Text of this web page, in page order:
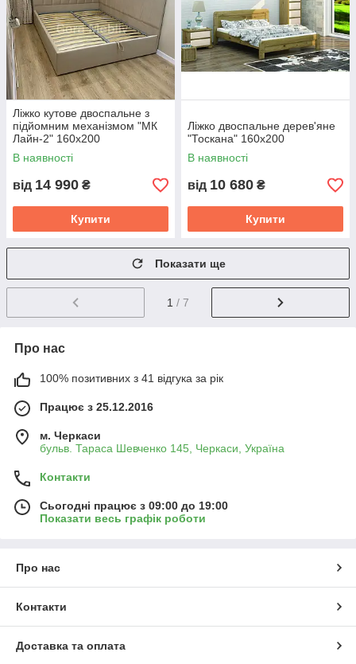
Ліжко кутове двоспальне з
підйомним механізмом "МК
Лайн-2" 160х200
В наявності
від 14 990 ₴
Купити
Ліжко двоспальне дерев'яне
"Тоскана" 160х200
В наявності
від 10 680 ₴
Купити
Показати ще
1 / 7
Про нас
100% позитивних з 41 відгука за рік
Працює з 25.12.2016
м. Черкаси
бульв. Тараса Шевченко 145, Черкаси, Україна
Контакти
Сьогодні працює з 09:00 до 19:00
Показати весь графік роботи
Про нас
Контакти
Доставка та оплата